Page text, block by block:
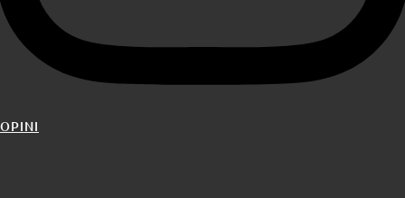
OPINI